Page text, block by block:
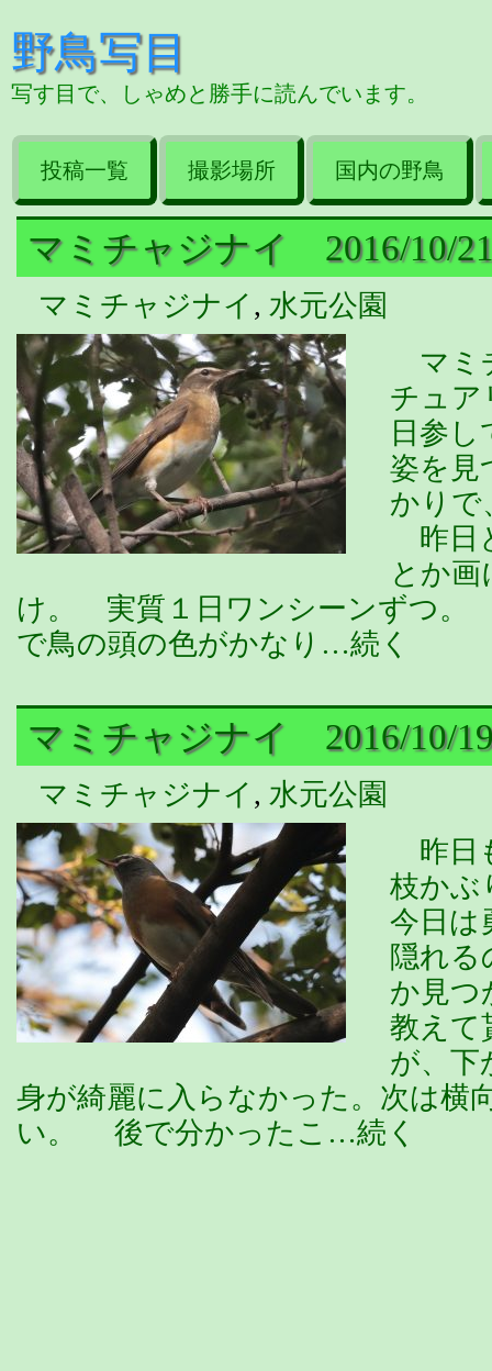
野鳥写目
写す目で、しゃめと勝手に読んでいます。
投稿一覧 撮影場所 国内の野鳥
マミチャジナイ 2016/10/
マミチャジナイ , 水元公園
マミ
チュア
日参
姿を見
かりで
昨日
とか
け。 実質１日ワンシーンずつ。
で鳥の頭の色がかなり…続く
マミチャジナイ 2016/10/
マミチャジナイ , 水元公園
昨日
枝かぶ
今日は
隠れる
か見
教えて
が、下
身が綺麗に入らなかった。次は横
い。 後で分かったこ…続く